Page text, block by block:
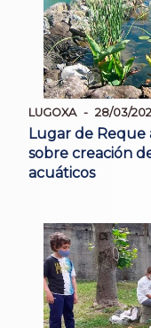
LUGOXA 28/03/
Lugar de
sobre creación
acuáticos